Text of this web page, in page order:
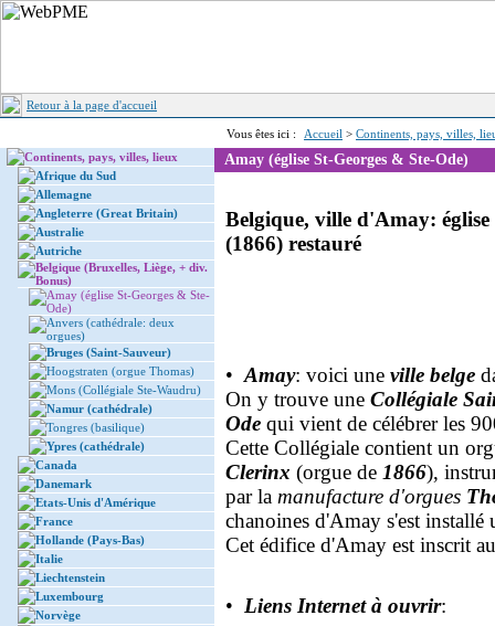
Retour à la page d'accueil
Vous êtes ici : Accueil > Continents, pays, villes,
Continents, pays, villes, lieux
Afrique du Sud
Allemagne
Angleterre (Great Britain)
Australie
Autriche
Belgique (Bruxelles, Liège, + div.
Bonus)
Amay (église St-Georges & Ste-
Ode)
Anvers (cathédrale: deux
orgues)
Bruges (Saint-Sauveur)
Hoogstraten (orgue Thomas)
Mons (Collégiale Ste-Waudru)
Namur (cathédrale)
Tongres (basilique)
Ypres (cathédrale)
Canada
Danemark
Etats-Unis d'Amérique
France
Hollande (Pays-Bas)
Italie
Liechtenstein
Luxembourg
Norvège
Amay (église St-Georges & Ste-Ode)
Belgique, ville d'Amay:
(1866) restauré
• Amay: voici une ville belge
On y trouve une Collégiale
Ode qui vient de célébrer les
Cette Collégiale contient un
Clerinx (orgue de 1866),
par la manufacture d'orgues
chanoines d'Amay s'est
Cet édifice d'Amay est inscrit
• Liens Internet à ouvrir: